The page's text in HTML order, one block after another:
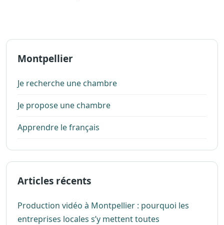
Montpellier
Je recherche une chambre
Je propose une chambre
Apprendre le français
Articles récents
Production vidéo à Montpellier : pourquoi les
entreprises locales s’y mettent toutes